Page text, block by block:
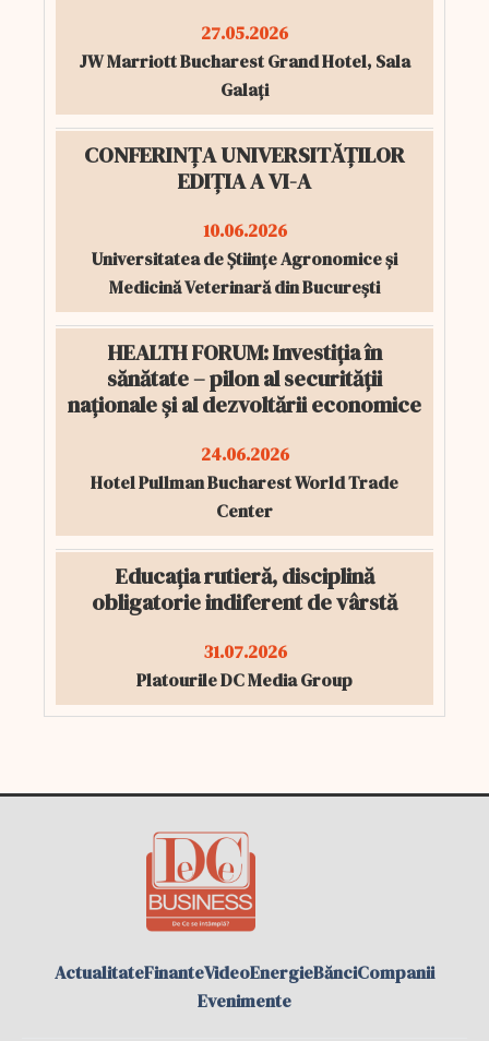
27.05.2026
JW Marriott Bucharest Grand Hotel, Sala
Galați
CONFERINȚA UNIVERSITĂȚILOR
EDIȚIA A VI-A
10.06.2026
Universitatea de Științe Agronomice și
Medicină Veterinară din București
HEALTH FORUM: Investiția în
sănătate – pilon al securității
naționale și al dezvoltării economice
24.06.2026
Hotel Pullman Bucharest World Trade
Center
Educația rutieră, disciplină
obligatorie indiferent de vârstă
31.07.2026
Platourile DC Media Group
ActualitateFinanteVideoEnergieBănciCompanii
Evenimente